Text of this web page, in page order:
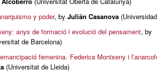
y poder, by Julián Casanova
anys de formació i evolució del pensament, by
de Barcelona)
femenina. Federica Montseny i
(Universitat de Lleida)